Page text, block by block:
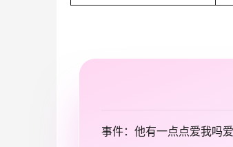
事件：他有一点点爱我吗